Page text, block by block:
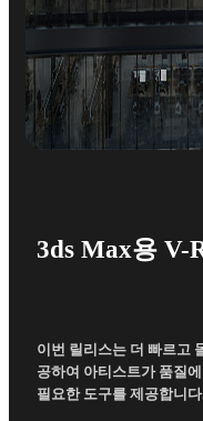
3ds Max용 V-
이번 릴리스는 더 빠르고
공하여 아티스트가 품질
필요한 도구를 제공합니